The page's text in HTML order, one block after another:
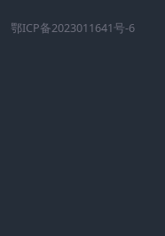
鄂ICP备2023011641号-6